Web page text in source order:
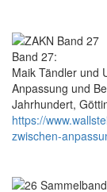
Band 27:
Maik Tändler und
Anpassung und
Jahrhundert,
https://
zwischen-